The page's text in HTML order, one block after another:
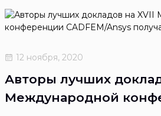
12 ноября, 2020
Авторы лучших
Международной